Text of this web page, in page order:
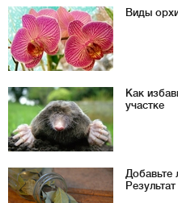
Виды
Как
участке
Добавьте